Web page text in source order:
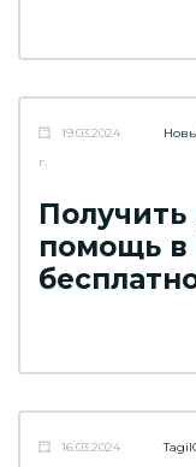
19.03.2024
г.
помощь в
16.03.2024